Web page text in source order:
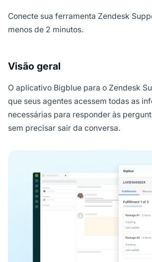
Conecte sua ferramenta Zendesk
menos de 2 minutos.
Visão geral
O aplicativo Bigblue para o Zendesk
que seus agentes acessem todas as
necessárias para responder às
sem precisar sair da conversa.